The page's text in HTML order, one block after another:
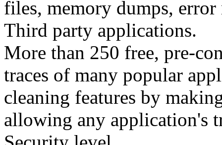
files, memory dumps,
Third party applications.
More than 250 free, pre-
traces of many popular
cleaning features by
allowing any application's